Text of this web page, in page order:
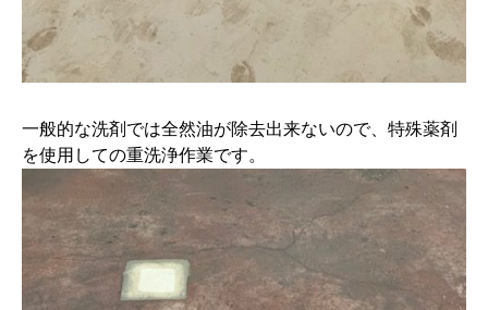
一般的な洗剤では全然油が除去出来ないので、特殊薬剤
を使用しての重洗浄作業です。